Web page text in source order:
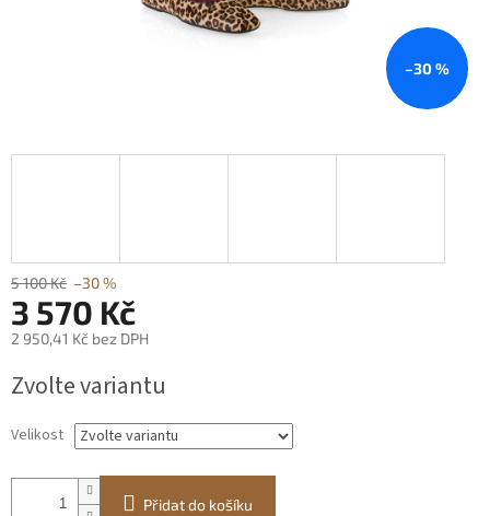
–30 %
5 100 Kč –30 %
3 570 Kč
2 950,41 Kč bez DPH
cena:
Zvolte variantu
Velikost
Přidat do košíku